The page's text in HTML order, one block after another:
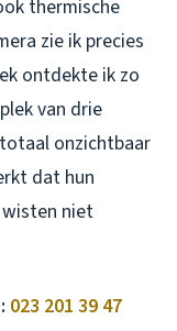
thermische
zie ik precies
ontdekte ik zo
van drie
onzichtbaar
dat hun
niet
023 201 39 47